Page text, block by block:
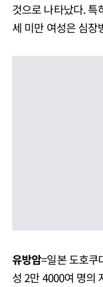
것으로 나타났다. 특
세 미만 여성은 심장
유방암=일본 도호쿠
성 2만 4000여 명의